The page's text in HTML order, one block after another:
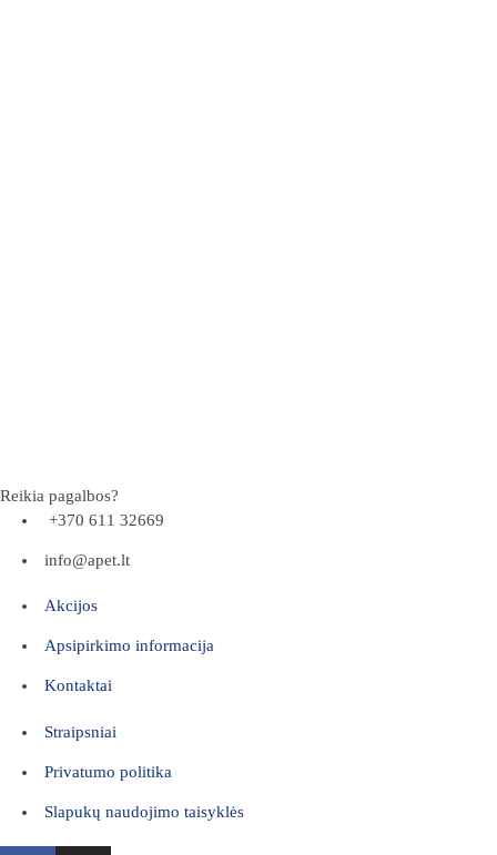
Reikia pagalbos?
+370 611 32669
info@apet.lt
Akcijos
Apsipirkimo informacija
Kontaktai
Straipsniai
Privatumo politika
Slapukų naudojimo taisyklės